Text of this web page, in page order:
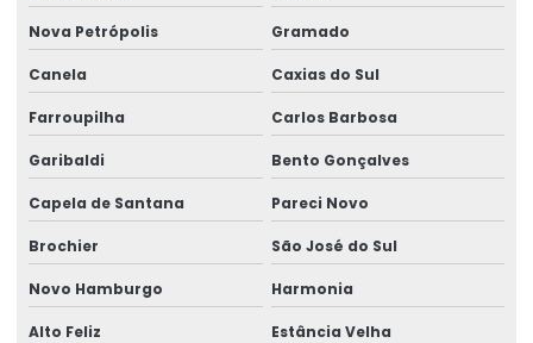
Envio de sst
Envio sst para o esocial
Exame admissão
Exame admissional audiometria
Exame admissional clínica
Nova Petrópolis Gramado
Canela Caxias do Sul
Farroupilha Carlos Barbosa
Garibaldi Bento Gonçalves
Capela de Santana Pareci Novo
Brochier São José do Sul
Novo Hamburgo Harmonia
Alto Feliz Estância Velha